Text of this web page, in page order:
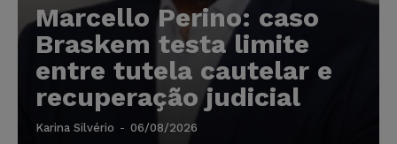
Marcello Perino: caso
Braskem testa limite
entre tutela cautelar e
recuperação judicial
Karina Silvério - 06/08/2026